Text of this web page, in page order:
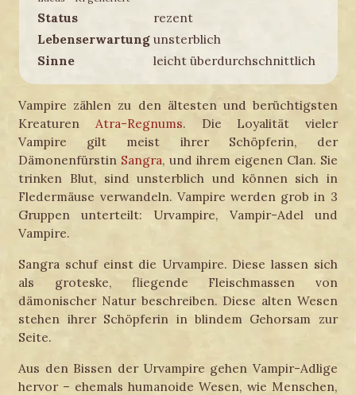
Status
rezent
Lebenserwartung unsterblich
Sinne
leicht überdurchschnittlich
Vampire zählen zu den ältesten und berüchtigsten
Kreaturen Atra-Regnums. Die Loyalität vieler
Vampire gilt meist ihrer Schöpferin, der
Dämonenfürstin Sangra, und ihrem eigenen Clan. Sie
trinken Blut, sind unsterblich und können sich in
Fledermäuse verwandeln. Vampire werden grob in 3
Gruppen unterteilt: Urvampire, Vampir-Adel und
Vampire.
Sangra schuf einst die Urvampire. Diese lassen sich
als groteske, fliegende Fleischmassen von
dämonischer Natur beschreiben. Diese alten Wesen
stehen ihrer Schöpferin in blindem Gehorsam zur
Seite.
Aus den Bissen der Urvampire gehen Vampir-Adlige
hervor – ehemals humanoide Wesen, wie Menschen,